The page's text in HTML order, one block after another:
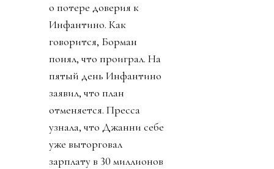
о потере доверия к
Инфантино. Как
говорится, Борман
понял, что проиграл. На
пятый день Инфантино
заявил, что план
отменяется. Пресса
узнала, что Джанни себе
уже выторговал
зарплату в 30 миллионов